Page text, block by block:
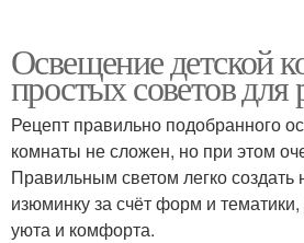
освещение
Температура для
освещения
Освещение детской
простых советов для
Рецепт правильно подобранного
комнаты не сложен, но при этом
Правильным светом легко создать
изюминку за счёт форм и
уюта и комфорта.